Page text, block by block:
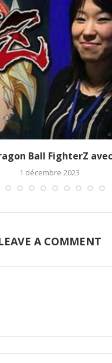
Ball FighterZ
1 décembre 2023
A COMMENT